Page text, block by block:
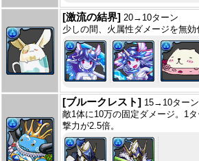
[激流の結界] 20→10ターン
少しの間、火属性ダメージを無効
[ブルークレスト] 15→10ターン
敵1体に10万の固定ダメージ。1
撃力が2.5倍。